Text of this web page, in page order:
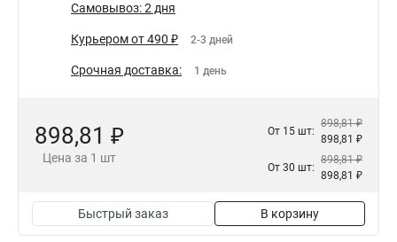
Самовывоз: 2 дня
Курьером от 490 ₽ 2-3 дней
Срочная доставка: 1 день
898,81 ₽
Цена за 1 шт
От 15 шт:
898,81 ₽
898,81 ₽
От 30 шт:
898,81 ₽
898,81 ₽
Быстрый заказ В корзину